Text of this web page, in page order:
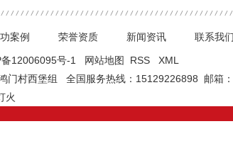
案例 荣誉资质 新闻资讯 联系我们
备12006095号-1 网站地图 RSS
XML
门村西堡组
全国服务热线：15129226898 邮箱